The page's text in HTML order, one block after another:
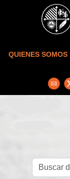
Skip to main content
QUIENES SOMOS